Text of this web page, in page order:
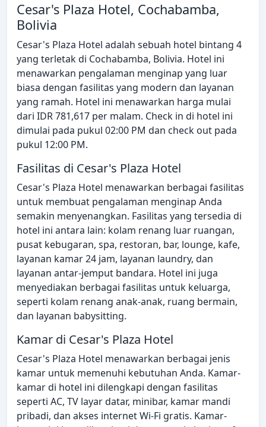
Cesar's Plaza Hotel, Cochabamba,
Bolivia
Cesar's Plaza Hotel adalah sebuah hotel bintang 4
yang terletak di Cochabamba, Bolivia. Hotel ini
menawarkan pengalaman menginap yang luar
biasa dengan fasilitas yang modern dan layanan
yang ramah. Hotel ini menawarkan harga mulai
dari IDR 781,617 per malam. Check in di hotel ini
dimulai pada pukul 02:00 PM dan check out pada
pukul 12:00 PM.
Fasilitas di Cesar's Plaza Hotel
Cesar's Plaza Hotel menawarkan berbagai fasilitas
untuk membuat pengalaman menginap Anda
semakin menyenangkan. Fasilitas yang tersedia di
hotel ini antara lain: kolam renang luar ruangan,
pusat kebugaran, spa, restoran, bar, lounge, kafe,
layanan kamar 24 jam, layanan laundry, dan
layanan antar-jemput bandara. Hotel ini juga
menyediakan berbagai fasilitas untuk keluarga,
seperti kolam renang anak-anak, ruang bermain,
dan layanan babysitting.
Kamar di Cesar's Plaza Hotel
Cesar's Plaza Hotel menawarkan berbagai jenis
kamar untuk memenuhi kebutuhan Anda. Kamar-
kamar di hotel ini dilengkapi dengan fasilitas
seperti AC, TV layar datar, minibar, kamar mandi
pribadi, dan akses internet Wi-Fi gratis. Kamar-